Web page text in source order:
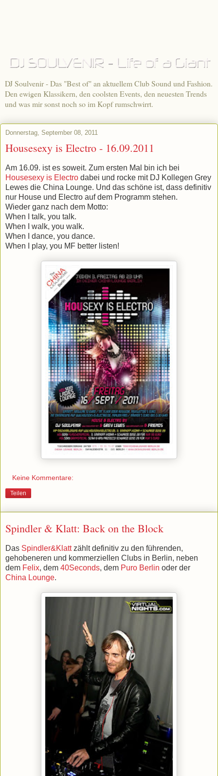
DJ Soulvenir - Das "Best of" an aktuellem Club Sound und Fashion.
Den ewigen Klassikern, den coolsten Events, den neuesten Trends
und was mir sonst noch so im Kopf rumschwirrt.
Donnerstag, September 08, 2011
Housesexy is Electro - 16.09.2011
Am 16.09. ist es soweit. Zum ersten Mal bin ich bei
Housesexy is Electro dabei und rocke mit DJ Kollegen Grey
Lewes die China Lounge. Und das schöne ist, dass definitiv
nur House und Electro auf dem Programm stehen.
Wieder ganz nach dem Motto:
When I talk, you talk.
When I walk, you walk.
When I dance, you dance.
When I play, you MF better listen!
Keine Kommentare:
Teilen
Spindler & Klatt: Back on the Block
Das Spindler&Klattzählt definitiv zu den führenden,
gehobeneren und kommerziellen Clubs in Berlin, neben
dem Felix, dem 40Seconds, dem Puro Berlin oder der
China Lounge.